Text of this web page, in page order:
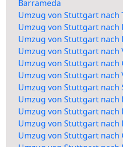
Barrameda
Umzug von Stuttgart nach
Umzug von Stuttgart nach
Umzug von Stuttgart nach
Umzug von Stuttgart nach
Umzug von Stuttgart nach
Umzug von Stuttgart nach
Umzug von Stuttgart nach
Umzug von Stuttgart nach
Umzug von Stuttgart nach
Umzug von Stuttgart nach
Umzug von Stuttgart nach